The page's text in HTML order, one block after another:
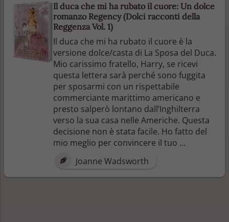
Il duca che mi ha rubato il cuore: Un dolce
romanzo Regency (Dolci racconti della
Reggenza Vol. 1)
Il duca che mi ha rubato il cuore è la
versione dolce/casta di La Sposa del Duca.
Mio carissimo fratello, Harry, se ricevi
questa lettera sarà perché sono fuggita
per sposarmi con un rispettabile
commerciante marittimo americano e
presto salperò lontano dall’Inghilterra
verso la sua casa nelle Americhe. Questa
decisione non è stata facile. Ho fatto del
mio meglio per convincere il tuo ...
Joanne Wadsworth